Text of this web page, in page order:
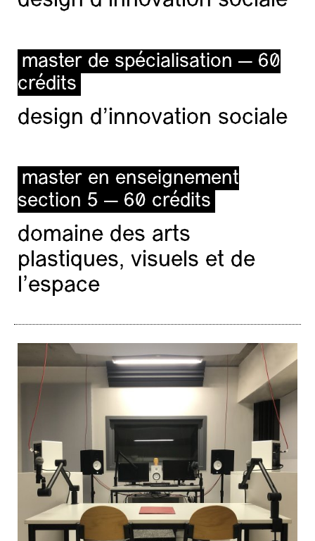
master de spécialisation — 60
crédits
design d'innovation sociale
master en enseignement
section 5 — 60 crédits
domaine des arts
plastiques, visuels et de
l’espace